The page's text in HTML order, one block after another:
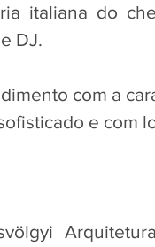
italiana do
DJ.
com a
e com